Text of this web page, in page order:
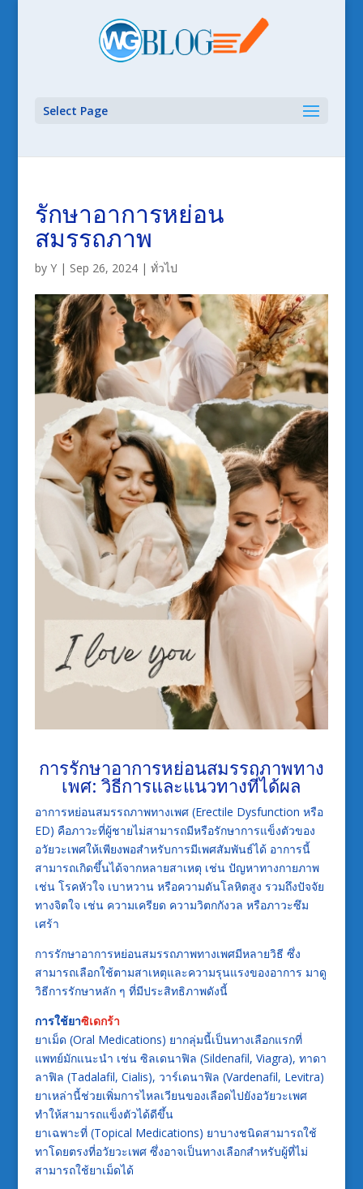
Select Page
รักษาอาการหย่อน
สมรรถภาพ
by Y| Sep 26, 2024| ทั่วไป
การรักษาอาการหย่อนสมรรถภาพทาง
เพศ: วิธีการและแนวทางที่ได้ผล
อาการหย่อนสมรรถภาพทางเพศ (Erectile Dysfunction หรือ
ED) คือภาวะที่ผู้ชายไม่สามารถมีหรือรักษาการแข็งตัวของ
อวัยวะเพศให้เพียงพอสำหรับการมีเพศสัมพันธ์ได้ อาการนี้
สามารถเกิดขึ้นได้จากหลายสาเหตุ เช่น ปัญหาทางกายภาพ
เช่น โรคหัวใจ เบาหวาน หรือความดันโลหิตสูง รวมถึงปัจจัย
ทางจิตใจ เช่น ความเครียด ความวิตกกังวล หรือภาวะซึม
เศร้า
การรักษาอาการหย่อนสมรรถภาพทางเพศมีหลายวิธี ซึ่ง
สามารถเลือกใช้ตามสาเหตุและความรุนแรงของอาการ มาดู
วิธีการรักษาหลัก ๆ ที่มีประสิทธิภาพดังนี้
การใช้ยาซิเดกร้า
ยาเม็ด (Oral Medications) ยากลุ่มนี้เป็นทางเลือกแรกที่
แพทย์มักแนะนำ เช่น ซิลเดนาฟิล (Sildenafil, Viagra), ทาดา
ลาฟิล (Tadalafil, Cialis), วาร์เดนาฟิล (Vardenafil, Levitra)
ยาเหล่านี้ช่วยเพิ่มการไหลเวียนของเลือดไปยังอวัยวะเพศ
ทำให้สามารถแข็งตัวได้ดีขึ้น
ยาเฉพาะที่ (Topical Medications) ยาบางชนิดสามารถใช้
ทาโดยตรงที่อวัยวะเพศ ซึ่งอาจเป็นทางเลือกสำหรับผู้ที่ไม่
สามารถใช้ยาเม็ดได้